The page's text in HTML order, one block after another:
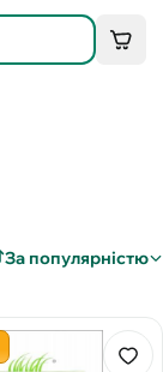
За популярністю